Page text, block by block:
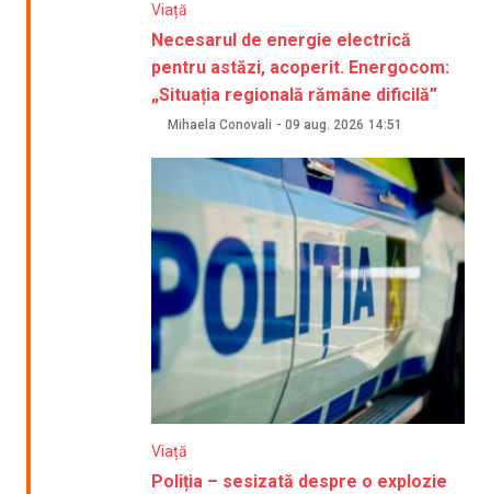
Viață
Necesarul de energie electrică
pentru astăzi, acoperit. Energocom:
„Situația regională rămâne dificilă”
Mihaela Conovali - 09 aug. 2026 14:51
Viață
Poliția – sesizată despre o explozie